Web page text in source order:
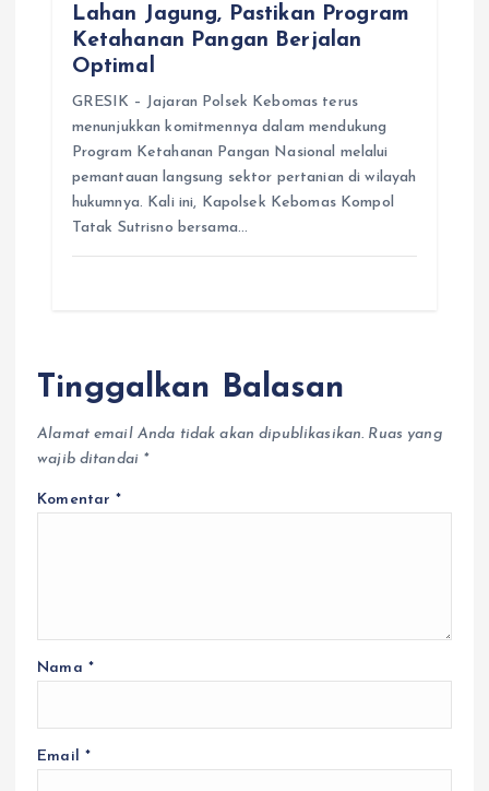
Lahan Jagung, Pastikan Program
Ketahanan Pangan Berjalan
Optimal
GRESIK – Jajaran Polsek Kebomas terus
menunjukkan komitmennya dalam mendukung
Program Ketahanan Pangan Nasional melalui
pemantauan langsung sektor pertanian di wilayah
hukumnya. Kali ini, Kapolsek Kebomas Kompol
Tatak Sutrisno bersama…
Tinggalkan Balasan
Alamat email Anda tidak akan dipublikasikan. Ruas yang
wajib ditandai *
Komentar*
Nama *
Email *